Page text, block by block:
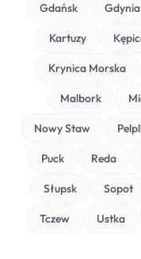
Gdańsk Gdynia
Kartuzy
Krynica Morska
Malbork
Nowy Staw
Puck Reda
Słupsk Sopot
Tczew Ustka